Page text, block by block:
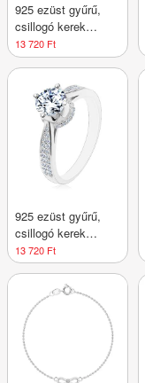
925 ezüst gyűrű,
csillogó kerek
cirkónia, díszített
foglalat és szárak -
13 720 Ft
925 ezüst gyűrű,
csillogó kerek
cirkónia, díszített
foglalat és szárak -
Nagyság_ 56
13 720 Ft